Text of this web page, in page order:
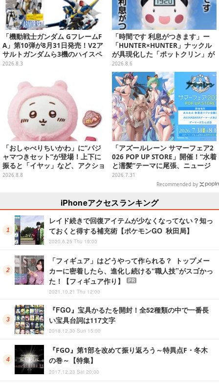
「機動戦士ガンダム GフレームF
A」第10弾が8月31日発売！V2ア
サルトガンダムら3機のハイスペ
ック可動フィギュア
2026.8.3
「時間です 利息がつきます」ー
「HUNTER×HUNTER」ナックル
が具現化した「ポットクリン」が
貯金箱としてプライズ展開
2026.8.6
「おしゃべりちいかわ」に“パジ
ャマつきセット”が登場！上下に
振ると「イヤッ」など、アクショ
ンに応じて喋ってくれる
2026.8.8
「アズールレーン サマーフェア2
026 POP UP STORE」開催！“水着
と濡髪”テーマに尾張、ニュージ
ャージーなど新規描き下ろしイラ
ストグッズ販売
2026.7.31
Recommended by
iPhoneアクセスランキング
レイド続きで回復アイテムが少なくなってない？知っ
ておくと得する補充術【ポケモンGO 秋田局】
2020.6.25 Thu 19:00
「フィギュア」はどうやって作られる？ トップメー
カーに密着したら、進化し続ける“職人技”がスゴかっ
た！【フィギュア作り】
PR
2021.10.21 Thu 12:00
『FGO』宝具かるたを開封！全52種類の中で一番長
い宝具台詞は117文字
2018.12.30 Sun 15:00
『FGO』第1部を改めて振り返ろう～特異点F・冬木
の巻～【特集】
2017.12.23 Sat 20:00